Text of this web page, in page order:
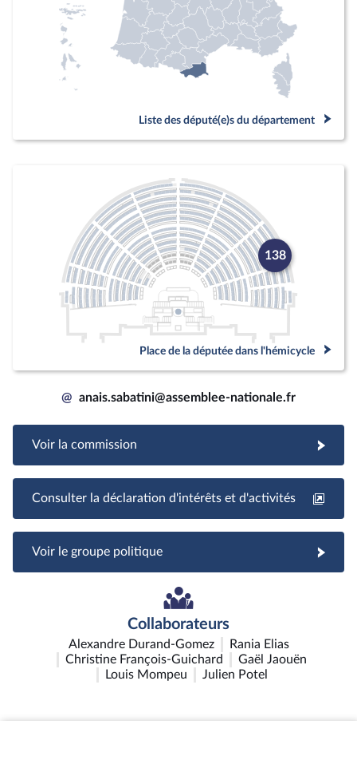
Liste des député(e)s du département
138
Place de la députée dans l'hémicycle
@ anais.sabatini@assemblee-nationale.fr
Voir la commission
Consulter la déclaration d'intérêts et d'activités
Voir le groupe politique
Collaborateurs
Alexandre Durand-Gomez
Rania Elias
Christine François-Guichard
Gaël Jaouën
Louis Mompeu
Julien Potel